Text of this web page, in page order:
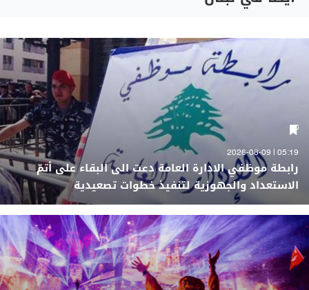
05:19 | 2026-08-09
رابطة موظفي الادارة العامة دعت الى البقاء على أتمّ
الاستعداد والجهوزية لتنفيذ خطوات تصعيدية